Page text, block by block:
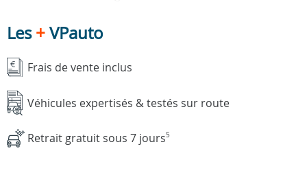
Les+VPauto
Frais de vente inclus
Véhicules expertisés & testés sur route
Retrait gratuit sous 7 jours5